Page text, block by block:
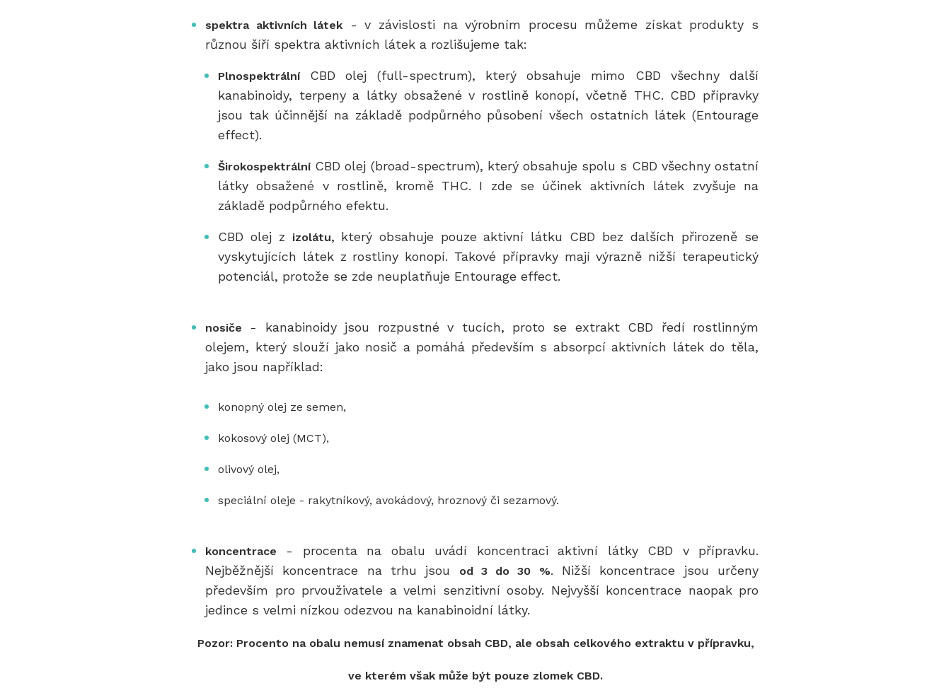
spektra aktivních látek - v závislosti na výrobním procesu můžeme získat produkty s
různou šíří spektra aktivních látek a rozlišujeme tak:
Plnospektrální CBD olej (full-spectrum), který obsahuje mimo CBD všechny další
kanabinoidy, terpeny a látky obsažené v rostlině konopí, včetně THC. CBD přípravky
jsou tak účinnější na základě podpůrného působení všech ostatních látek (Entourage
effect).
Širokospektrální CBD olej (broad-spectrum), který obsahuje spolu s CBD všechny ostatní
látky obsažené v rostlině, kromě THC. I zde se účinek aktivních látek zvyšuje na
základě podpůrného efektu.
CBD olej z izolátu, který obsahuje pouze aktivní látku CBD bez dalších přirozeně se
vyskytujících látek z rostliny konopí. Takové přípravky mají výrazně nižší terapeutický
potenciál, protože se zde neuplatňuje Entourage effect.
nosiče
- kanabinoidy jsou rozpustné v tucích, proto se extrakt CBD ředí rostlinným
olejem, který slouží jako nosič a pomáhá především s absorpcí aktivních látek do těla,
jako jsou například:
konopný olej ze semen,
kokosový olej (MCT),
olivový olej,
speciální oleje - rakytníkový, avokádový, hroznový či sezamový.
koncentrace
- procenta na obalu uvádí koncentraci aktivní látky CBD v přípravku.
Nejběžnější koncentrace na trhu jsou
od 3 do 30 %. Nižší koncentrace jsou určeny
především pro prvouživatele a velmi senzitivní osoby. Nejvyšší koncentrace naopak pro
jedince s velmi nízkou odezvou na kanabinoidní látky.
Pozor: Procento na obalu nemusí znamenat obsah CBD, ale obsah celkového extraktu v přípravku,
ve kterém však může být pouze zlomek CBD.